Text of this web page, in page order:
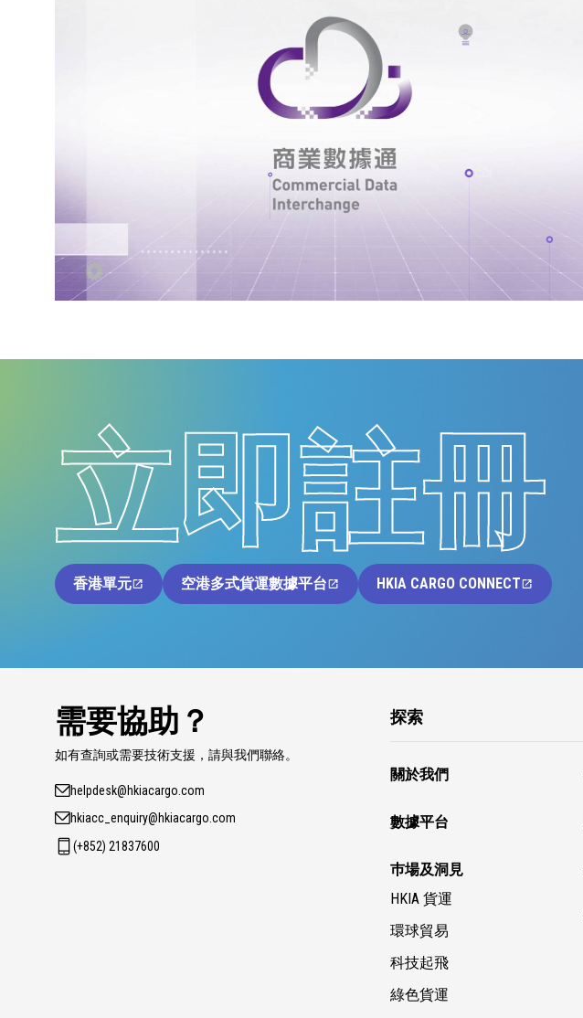
立即註冊
香港單元 空港多式貨運數據平台 HKIA CARGO CONNECT
需要協助？
如有查詢或需要技術支援，請與我們聯絡。
helpdesk@hkiacargo.com
hkiacc_enquiry@hkiacargo.com
(+852) 21837600
探索
關於我們
數據平台
巿場及洞見
HKIA 貨運
環球貿易
科技起飛
綠色貨運